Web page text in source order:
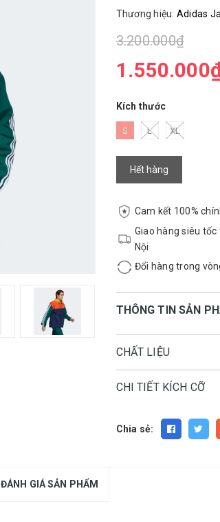
Thương hiệu: Adidas
3.200.000₫
Kích thước
S L XL
Hết hàng
Cam kết 100%
Giao hàng siêu
Nội
Đổi hàng trong
THÔNG TIN SẢN
CHẤT LIỆU
CHI TIẾT KÍCH CỠ
Chia sẻ:
ĐÁNH GIÁ SẢN PHẨM